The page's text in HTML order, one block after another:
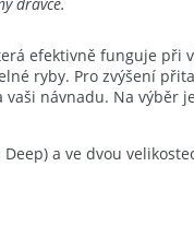
efektivně funguje
ryby. Pro zvýšení
návnadu. Na
a ve dvou